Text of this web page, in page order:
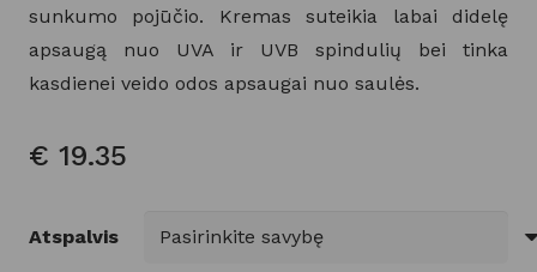
sunkumo pojūčio. Kremas suteikia labai didelę
apsaugą nuo UVA ir UVB spindulių bei tinka
kasdienei veido odos apsaugai nuo saulės.
€ 19.35
Atspalvis